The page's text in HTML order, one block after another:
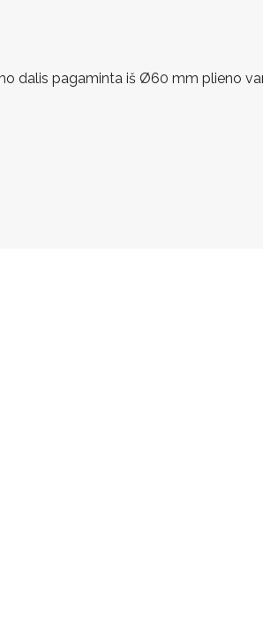
dalis pagaminta iš Ø60 mm plieno